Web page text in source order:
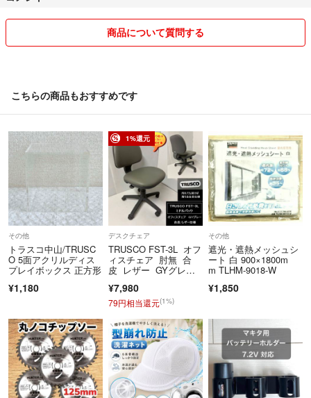
商品について質問する
こちらの商品もおすすめです
その他
トラスコ中山/TRUSC
O 5面アクリルディス
プレイボックス 正方形
¥1,180
1%還元
デスクチェア
TRUSCO FST-3L オフ
ィスチェア 肘無 合
皮 レザー GYグレ
分 ta282
¥7,980
79円相当還元(1%)
その他
遮光・遮熱メッシュシ
ート 白 900×1800m
m TLHM-9018-W
¥1,850